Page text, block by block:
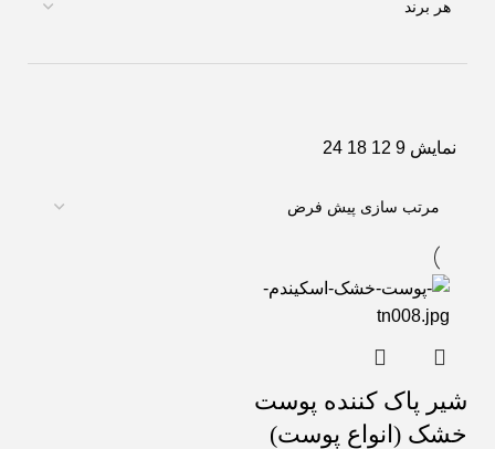
نمایش 9
12
18
24
شیر پاک کننده پوست
خشک (انواع پوست)